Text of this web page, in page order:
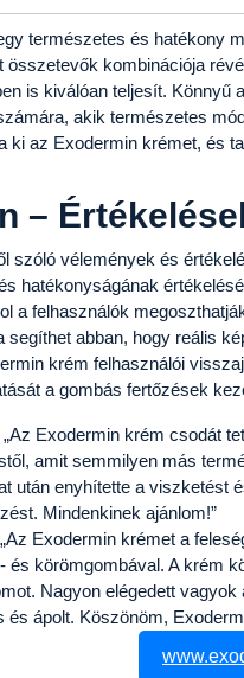
természetes és hatékony
összetevők kombinációja
is kiválóan teljesít. Könnyű
akik természetes
ki az Exodermin krémet, és
–
szóló vélemények és
hatékonyságának
a felhasználók
abban, hogy reális
krém felhasználói
a gombás fertőzések
„Az Exodermin krém csodát
amit semmilyen más
után enyhítette a viszketést
Mindenkinek ajánlom!”
Exodermin krémet a
és körömgombával. A krém
Nagyon elégedett
és ápolt. Köszönöm,